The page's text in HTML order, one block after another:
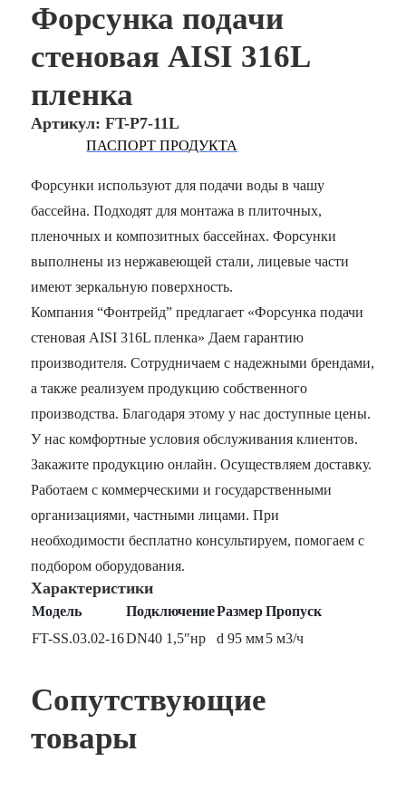
Форсунка подачи
стеновая AISI 316L
пленка
Артикул: FT-P7-11L
ПАСПОРТ ПРОДУКТА
Форсунки используют для подачи воды в чашу
бассейна. Подходят для монтажа в плиточных,
пленочных и композитных бассейнах. Форсунки
выполнены из нержавеющей стали, лицевые части
имеют зеркальную поверхность.
Компания “Фонтрейд” предлагает «Форсунка подачи
стеновая AISI 316L пленка» Даем гарантию
производителя. Сотрудничаем с надежными брендами,
а также реализуем продукцию собственного
производства. Благодаря этому у нас доступные цены.
У нас комфортные условия обслуживания клиентов.
Закажите продукцию онлайн. Осуществляем доставку.
Работаем с коммерческими и государственными
организациями, частными лицами. При
необходимости бесплатно консультируем, помогаем с
подбором оборудования.
Характеристики
Модель ПодключениеРазмер Пропуск
FT-SS.03.02-16DN40 1,5″нр d 95 мм5 м3/ч
Сопутствующие
товары